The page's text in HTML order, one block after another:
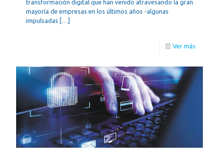
transformación digital que han venido atravesando la gran
mayoría de empresas en los últimos años -algunas
impulsadas […]
Ver más